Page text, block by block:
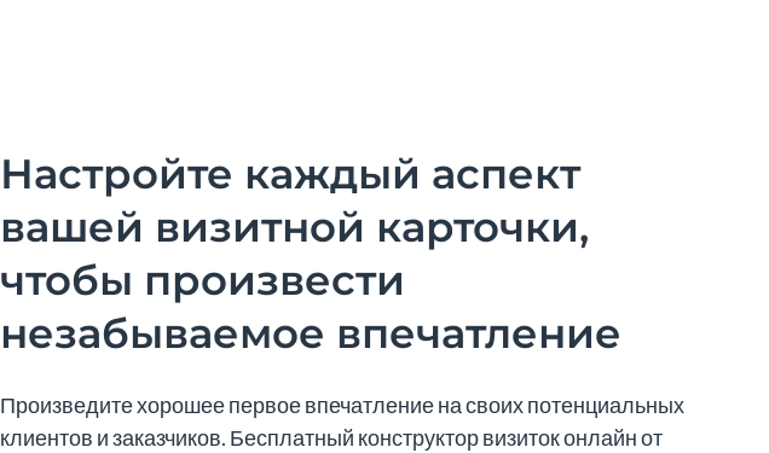
Настройте каждый аспект
вашей визитной карточки,
чтобы произвести
незабываемое впечатление
Произведите хорошее первое впечатление на своих потенциальных
клиентов и заказчиков. Бесплатный конструктор визиток онлайн от